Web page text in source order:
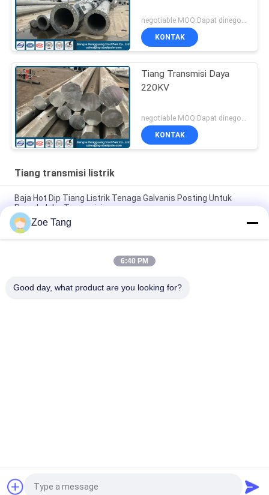
KONTAK
Tiang Transmisi Daya
220KV
KONTAK
Tiang transmisi listrik
Baja Hot Dip Tiang Listrik Tenaga Galvanis Posting Untuk
Proyek Jalur Transmisi
Tiang Transmisi Daya Tubular Bentuk Baja Poligonal Dengan
Lukisan Kustom
Tiang Transmisi Daya 15kv Tiang Layanan Listrik Galvanis
Quote request suatu
Zoe Tang
6:40 PM
Good day, what product are you looking for?